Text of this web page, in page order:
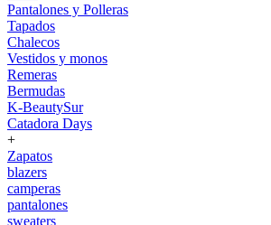
Pantalones y Polleras
Tapados
Chalecos
Vestidos y monos
Remeras
Bermudas
K-BeautySur
Catadora Days
+
Zapatos
blazers
camperas
pantalones
sweaters